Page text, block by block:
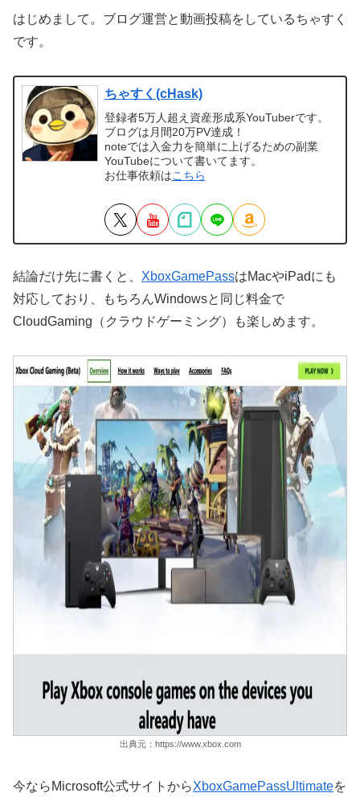
はじめまして。ブログ運営と動画投稿をしているちゃすく
です。
ちゃすく(cHask)
登録者5万人超え資産形成系YouTuberです。
ブログは月間20万PV達成！
noteでは入金力を簡単に上げるための副業
YouTubeについて書いてます。
お仕事依頼はこちら
結論だけ先に書くと、 XboxGamePassはMacやiPadにも
対応しており、もちろんWindowsと同じ料金で
CloudGaming（クラウドゲーミング）も楽しめます。
出典元：https://www.xbox.com
今ならMicrosoft公式サイトからXboxGamePassUltimateを